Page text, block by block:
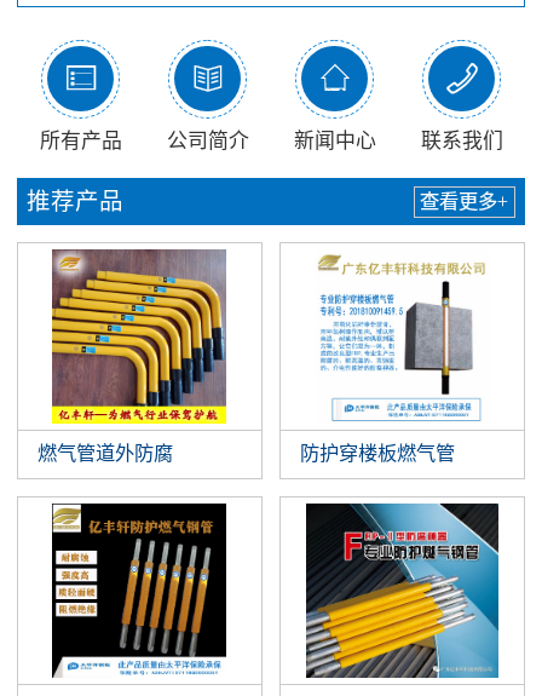

所有产品

公司简介

新闻中心

联系我们
推荐产品 查看更多+
燃气管道外防腐 防护穿楼板燃气管